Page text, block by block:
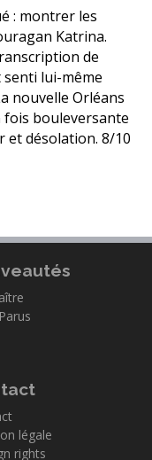
: montrer les
Katrina.
de
senti lui-même
nouvelle Orléans
fois bouleversante
et désolation. 8/10
légale
rights